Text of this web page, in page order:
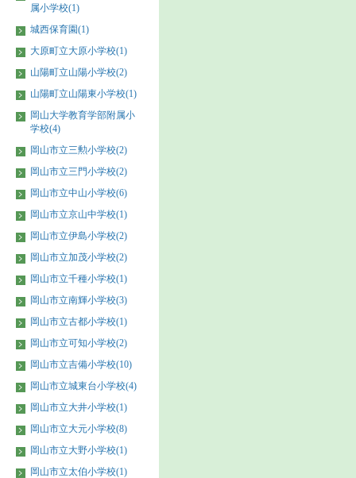
属小学校(1)
城西保育園(1)
大原町立大原小学校(1)
山陽町立山陽小学校(2)
山陽町立山陽東小学校(1)
岡山大学教育学部附属小
学校(4)
岡山市立三勲小学校(2)
岡山市立三門小学校(2)
岡山市立中山小学校(6)
岡山市立京山中学校(1)
岡山市立伊島小学校(2)
岡山市立加茂小学校(2)
岡山市立千種小学校(1)
岡山市立南輝小学校(3)
岡山市立古都小学校(1)
岡山市立可知小学校(2)
岡山市立吉備小学校(10)
岡山市立城東台小学校(4)
岡山市立大井小学校(1)
岡山市立大元小学校(8)
岡山市立大野小学校(1)
岡山市立太伯小学校(1)